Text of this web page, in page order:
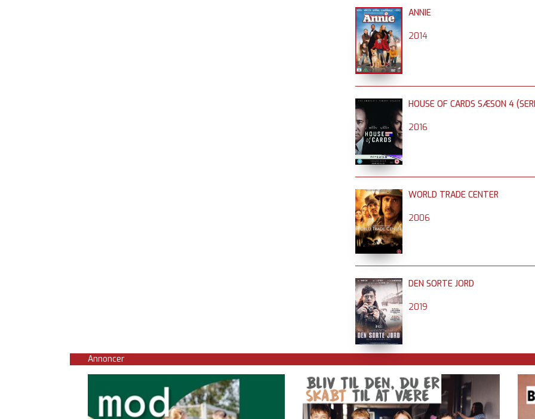
ANNIE
2014
HOUSE OF CARDS SÆSON 4
2016
WORLD TRADE CENTER
2006
DEN SORTE JORD
2019
Annoncer